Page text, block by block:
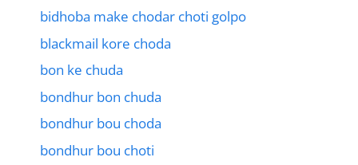
bidhoba make chodar choti golpo
blackmail kore choda
bon ke chuda
bondhur bon chuda
bondhur bou choda
bondhur bou choti